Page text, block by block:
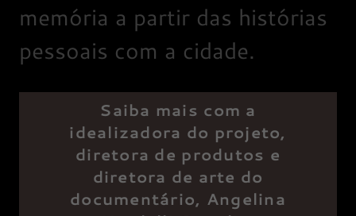
memória a partir das histórias
pessoais com a cidade.
Saiba mais com a
idealizadora do projeto,
diretora de produtos e
diretora de arte do
documentário, Angelina